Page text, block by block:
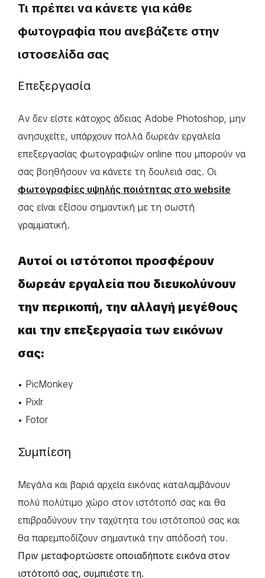
Τι πρέπει να κάνετε για κάθε
φωτογραφία που ανεβάζετε στην
ιστοσελίδα σας
Επεξεργασία
Αν δεν είστε κάτοχος άδειας Adobe Photoshop, μην
ανησυχείτε, υπάρχουν πολλά δωρεάν εργαλεία
επεξεργασίας φωτογραφιών online που μπορούν να
σας βοηθήσουν να κάνετε τη δουλειά σας. Οι
φωτογραφίες υψηλής ποιότητας στο website
σας είναι εξίσου σημαντική με τη σωστή
γραμματική.
Αυτοί οι ιστότοποι προσφέρουν
δωρεάν εργαλεία που διευκολύνουν
την περικοπή, την αλλαγή μεγέθους
και την επεξεργασία των εικόνων
σας:
• PicMonkey
• Pixlr
• Fotor
Συμπίεση
Μεγάλα και βαριά αρχεία εικόνας καταλαμβάνουν
πολύ πολύτιμο χώρο στον ιστότοπό σας και θα
επιβραδύνουν την ταχύτητα του ιστότοπού σας και
θα παρεμποδίζουν σημαντικά την απόδοσή του.
Πριν μεταφορτώσετε οποιαδήποτε εικόνα στον
ιστότοπό σας, συμπιέστε τη.